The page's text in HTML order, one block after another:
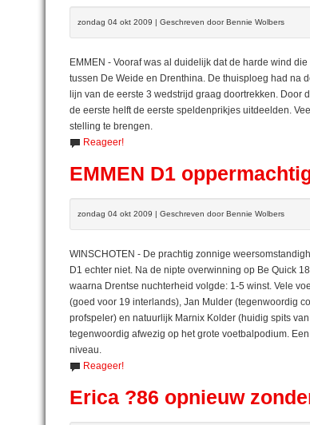
zondag 04 okt 2009 | Geschreven door Bennie Wolbers
EMMEN - Vooraf was al duidelijk dat de harde wind
tussen De Weide en Drenthina. De thuisploeg had na
lijn van de eerste 3 wedstrijd graag doortrekken.
de eerste helft de eerste speldenprikjes uitdeelden.
stelling te brengen.
Reageer!
EMMEN D1
zondag 04 okt 2009 | Geschreven door Bennie Wolbers
WINSCHOTEN - De prachtig zonnige
D1 echter niet. Na de nipte overwinning op Be Quick
waarna Drentse nuchterheid volgde: 1-5 winst. Vele
(goed voor 19 interlands), Jan Mulder (tegenwoordig
profspeler) en natuurlijk Marnix Kolder (huidig spits
tegenwoordig afwezig op het grote voetbalpodium.
niveau.
Reageer!
Erica ?86 opnieuw